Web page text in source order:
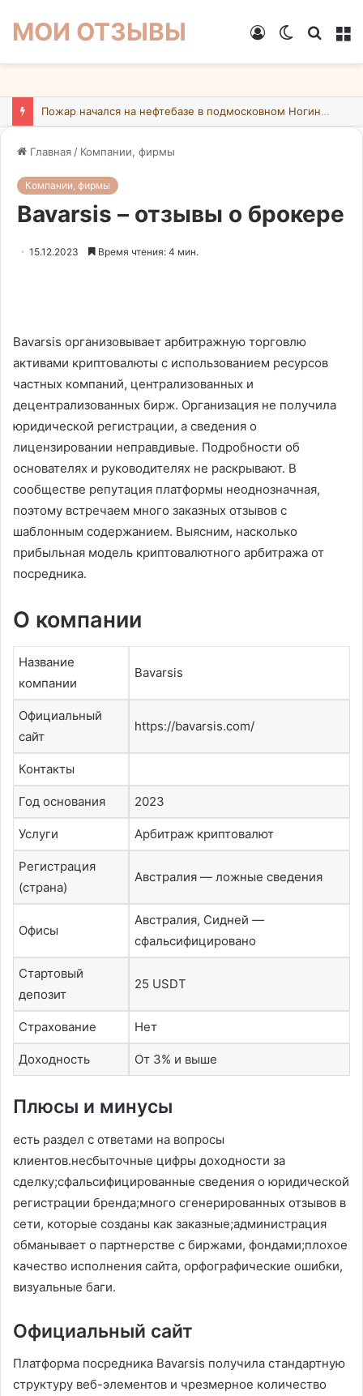
МОИ ОТЗЫВЫ
Switch
Войти
При атаке БПЛА на Подмосковье пострадали 26 человек
Главная / Компании, фирмы
Компании, фирмы
Bavarsis – отзывы о брокере
15.12.2023 Время чтения: 4 мин.
Bavarsis организовывает арбитражную торговлю
активами криптовалюты с использованием ресурсов
частных компаний, централизованных и
децентрализованных бирж. Организация не получила
юридической регистрации, а сведения о
лицензировании неправдивые. Подробности об
основателях и руководителях не раскрывают. В
сообществе репутация платформы неоднозначная,
поэтому встречаем много заказных отзывов с
шаблонным содержанием. Выясним, насколько
прибыльная модель криптовалютного арбитража от
посредника.
О компании
Название
компании
Bavarsis
Официальный
сайт
https://bavarsis.com/
Контакты
Год основания 2023
Услуги Арбитраж криптовалют
Регистрация
(страна)
Австралия — ложные сведения
Офисы
Австралия, Сидней —
сфальсифицировано
Стартовый
депозит
25 USDT
Страхование Нет
Доходность От 3% и выше
Плюсы и минусы
есть раздел с ответами на вопросы
клиентов.несбыточные цифры доходности за
сделку;сфальсифицированные сведения о юридической
регистрации бренда;много сгенерированных отзывов в
сети, которые созданы как заказные;администрация
обманывает о партнерстве с биржами, фондами;плохое
качество исполнения сайта, орфографические ошибки,
визуальные баги.
Официальный сайт
Платформа посредника Bavarsis получила стандартную
структуру веб-элементов и чрезмерное количество